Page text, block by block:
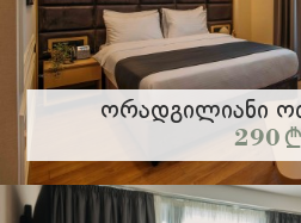
Ორადგილიანი
290 §